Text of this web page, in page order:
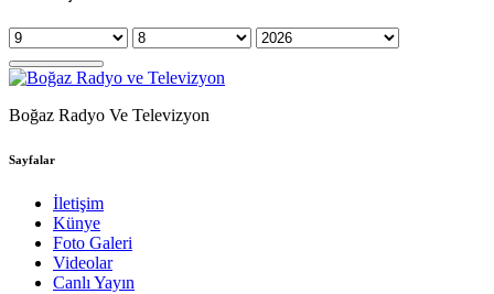
Boğaz Radyo Ve Televizyon
Sayfalar
İletişim
Künye
Foto Galeri
Videolar
Canlı Yayın